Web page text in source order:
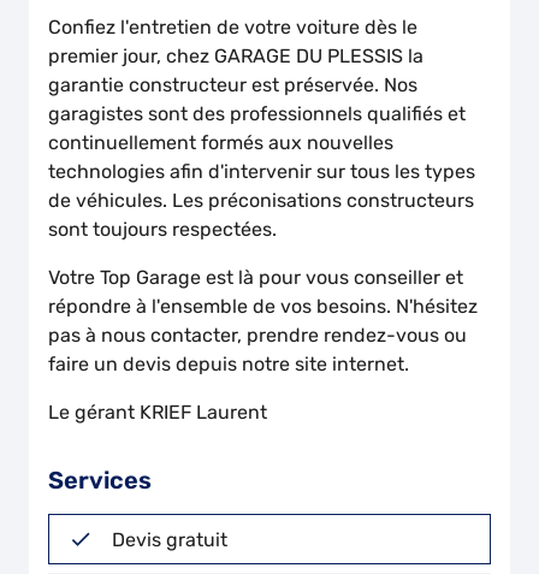
Confiez l'entretien de votre voiture dès le
premier jour, chez GARAGE DU PLESSIS la
garantie constructeur est préservée. Nos
garagistes sont des professionnels qualifiés et
continuellement formés aux nouvelles
technologies afin d'intervenir sur tous les types
de véhicules. Les préconisations constructeurs
sont toujours respectées.
Votre Top Garage est là pour vous conseiller et
répondre à l'ensemble de vos besoins. N'hésitez
pas à nous contacter, prendre rendez-vous ou
faire un devis depuis notre site internet.
Le gérant KRIEF Laurent
Services
Devis gratuit